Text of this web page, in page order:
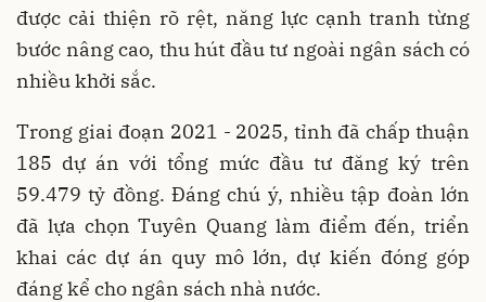
được cải thiện rõ rệt, năng lực cạnh tranh từng
bước nâng cao, thu hút đầu tư ngoài ngân sách có
nhiều khởi sắc.
Trong giai đoạn 2021 - 2025, tỉnh đã chấp thuận
185 dự án với tổng mức đầu tư đăng ký trên
59.479 tỷ đồng. Đáng chú ý, nhiều tập đoàn lớn
đã lựa chọn Tuyên Quang làm điểm đến, triển
khai các dự án quy mô lớn, dự kiến đóng góp
đáng kể cho ngân sách nhà nước.